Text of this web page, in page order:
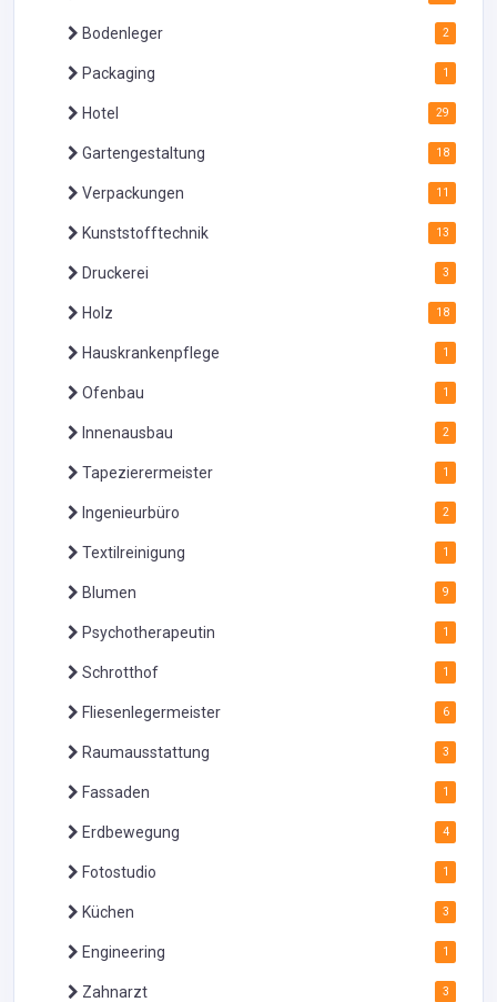
Bodenleger 2
Packaging 1
Hotel 29
Gartengestaltung 18
Verpackungen 11
Kunststofftechnik 13
Druckerei 3
Holz 18
Hauskrankenpflege 1
Ofenbau 1
Innenausbau 2
Tapezierermeister 1
Ingenieurbüro 2
Textilreinigung 1
Blumen 9
Psychotherapeutin 1
Schrotthof 1
Fliesenlegermeister 6
Raumausstattung 3
Fassaden 1
Erdbewegung 4
Fotostudio 1
Küchen 3
Engineering 1
Zahnarzt 3